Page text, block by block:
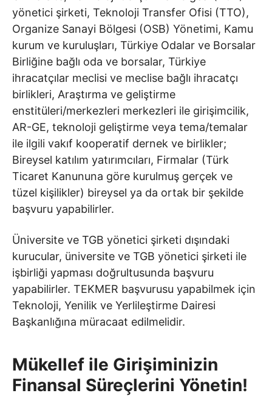
yönetici şirketi, Teknoloji Transfer Ofisi (TTO),
Organize Sanayi Bölgesi (OSB) Yönetimi, Kamu
kurum ve kuruluşları, Türkiye Odalar ve Borsalar
Birliğine bağlı oda ve borsalar, Türkiye
ihracatçılar meclisi ve meclise bağlı ihracatçı
birlikleri, Araştırma ve geliştirme
enstitüleri/merkezleri merkezleri ile girişimcilik,
AR-GE, teknoloji geliştirme veya tema/temalar
ile ilgili vakıf kooperatif dernek ve birlikler;
Bireysel katılım yatırımcıları, Firmalar (Türk
Ticaret Kanununa göre kurulmuş gerçek ve
tüzel kişilikler) bireysel ya da ortak bir şekilde
başvuru yapabilirler.
Üniversite ve TGB yönetici şirketi dışındaki
kurucular, üniversite ve TGB yönetici şirketi ile
işbirliği yapması doğrultusunda başvuru
yapabilirler. TEKMER başvurusu yapabilmek için
Teknoloji, Yenilik ve Yerlileştirme Dairesi
Başkanlığına müracaat edilmelidir.
Mükellef ile Girişiminizin
Finansal Süreçlerini Yönetin!